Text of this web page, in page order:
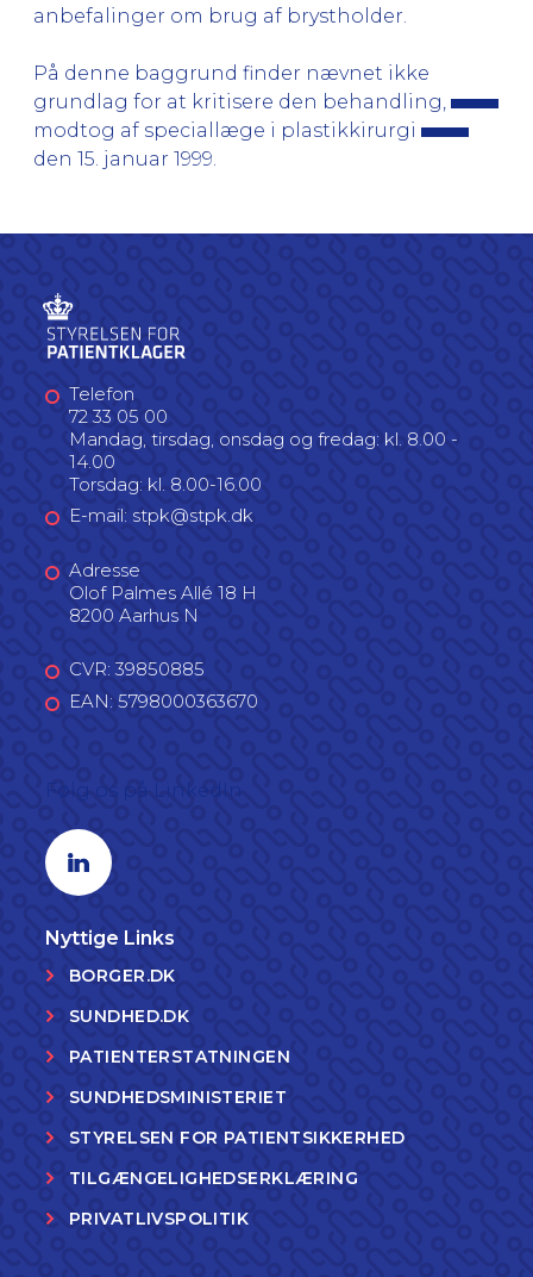
anbefalinger om brug af brystholder.
På denne baggrund finder nævnet ikke
grundlag for at kritisere den behandling,
modtog af speciallæge i plastikkirurgi
den 15. januar 1999.
Telefon
72 33 05 00
Mandag, tirsdag, onsdag og fredag: kl. 8.00 -
14.00
Torsdag: kl. 8.00-16.00
E-mail: stpk@stpk.dk
Adresse
Olof Palmes Allé 18 H
8200 Aarhus N
CVR: 39850885
EAN: 5798000363670
Linkedin profil
Nyttige Links
BORGER.DK
SUNDHED.DK
PATIENTERSTATNINGEN
SUNDHEDSMINISTERIET
STYRELSEN FOR PATIENTSIKKERHED
TILGÆNGELIGHEDSERKLÆRING
PRIVATLIVSPOLITIK